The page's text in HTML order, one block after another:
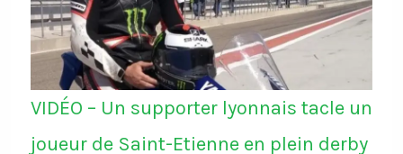
VIDÉO – Un supporter lyonnais tacle un
joueur de Saint-Etienne en plein derby